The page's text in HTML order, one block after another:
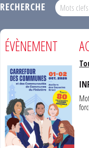
RECHERCHE
ÉVÈNEMENT